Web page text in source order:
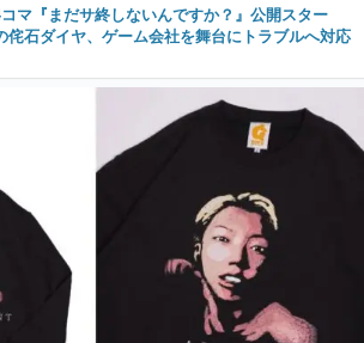
マ『まだサ終しないんですか？』公開スター
侘石ダイヤ、ゲーム会社を舞台にトラブルへ対応